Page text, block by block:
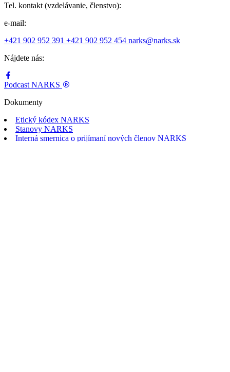
Tel. kontakt (vzdelávanie, členstvo):
e-mail:
+421 902 952 391 +421 902 952 454 narks@narks.sk
Nájdete nás:
Podcast NARKS
Dokumenty
Etický kódex NARKS
Stanovy NARKS
Interná smernica o prijímaní nových členov NARKS